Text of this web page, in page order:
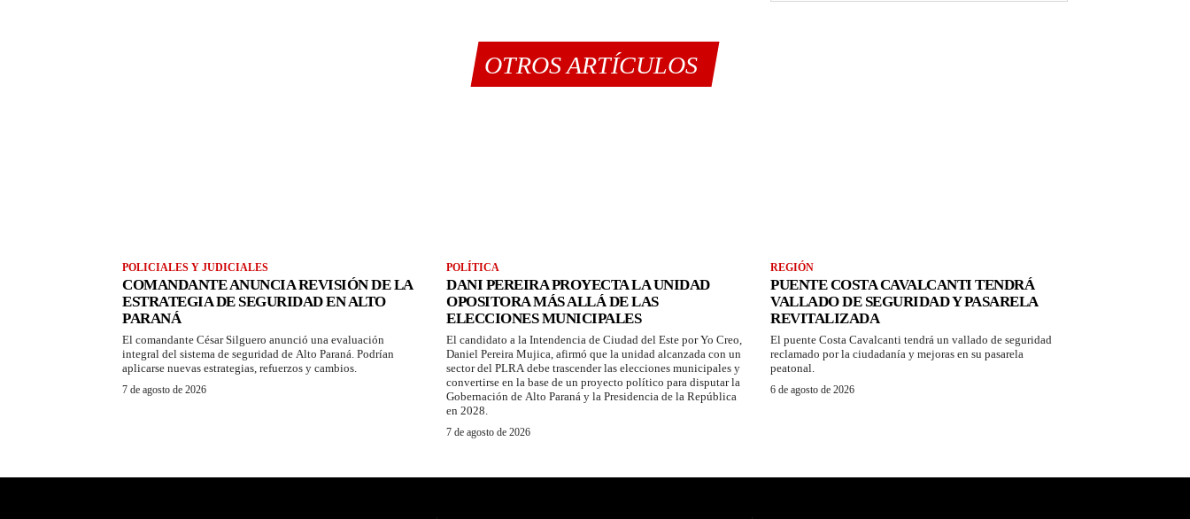
OTROS ARTÍCULOS
POLICIALES Y JUDICIALES
COMANDANTE ANUNCIA REVISIÓN DE LA
ESTRATEGIA DE SEGURIDAD EN ALTO
PARANÁ
El comandante César Silguero anunció una evaluación
integral del sistema de seguridad de Alto Paraná. Podrían
aplicarse nuevas estrategias, refuerzos y cambios.
7 de agosto de 2026
POLÍTICA
DANI PEREIRA PROYECTA LA UNIDAD
OPOSITORA MÁS ALLÁ DE LAS
ELECCIONES MUNICIPALES
El candidato a la Intendencia de Ciudad del Este por Yo Creo,
Daniel Pereira Mujica, afirmó que la unidad alcanzada con un
sector del PLRA debe trascender las elecciones municipales y
convertirse en la base de un proyecto político para disputar la
Gobernación de Alto Paraná y la Presidencia de la República
en 2028.
7 de agosto de 2026
REGIÓN
PUENTE COSTA CAVALCANTI TENDRÁ
VALLADO DE SEGURIDAD Y PASARELA
REVITALIZADA
El puente Costa Cavalcanti tendrá un vallado de seguridad
reclamado por la ciudadanía y mejoras en su pasarela
peatonal.
6 de agosto de 2026